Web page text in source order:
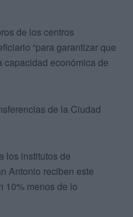
de los centros
“para garantizar que
económica de
de la Ciudad
los institutos de
Antonio reciben este
10% menos de lo